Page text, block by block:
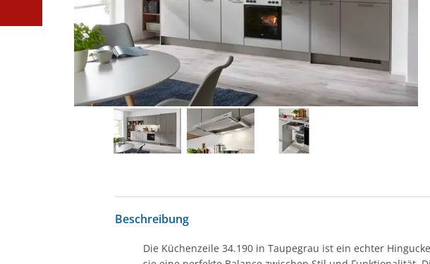
Beschreibung
Die Küchenzeile 34.190 in Taupegrau ist ein echter